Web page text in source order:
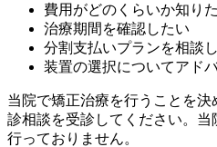
費用がどのくらいか知り
治療期間を確認したい
分割支払いプランを相談
装置の選択についてアド
当院で矯正治療を行うことを
診相談を受診してください。
行っておりません。